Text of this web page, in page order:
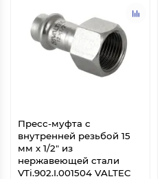
Пресс-муфта с
внутренней резьбой 15
мм х 1/2" из
нержавеющей стали
VTi.902.I.001504 VALTEC